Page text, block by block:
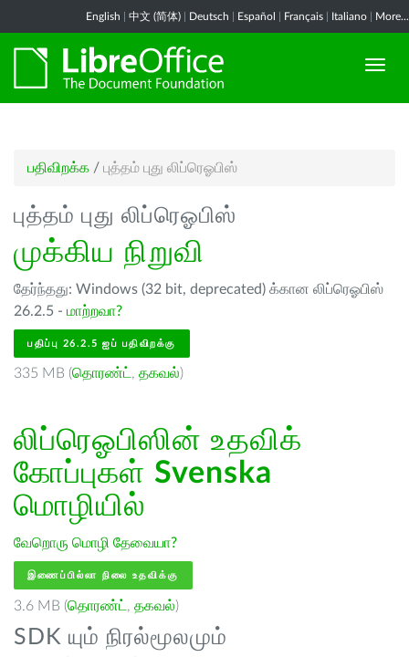
English 中文 (简体) Deutsch Español Français Italiano More...
பதிவிறக்க / புத்தம் புது லிப்ரெஓபிஸ்
புத்தம் புது லிப்ரெஓபிஸ்
முக்கிய நிறுவி
தேர்ந்தது: Windows (32 bit, deprecated) க்கான லிப்ரெஓபிஸ்
26.2.5 - மாற்றவா?
பதிப்பு 26.2.5 ஐப் பதிவிறக்கு
335 MB (தொரண்ட் , தகவல்)
லிப்ரெஓபிஸின் உதவிக்
கோப்புகள் Svenska
மொழியில்
வேறொரு மொழி தேவையா?
இணைப்பில்லா நிலை உதவிக்கு
3.6 MB (தொரண்ட் , தகவல்)
SDK யும் நிரல்மூலமும்